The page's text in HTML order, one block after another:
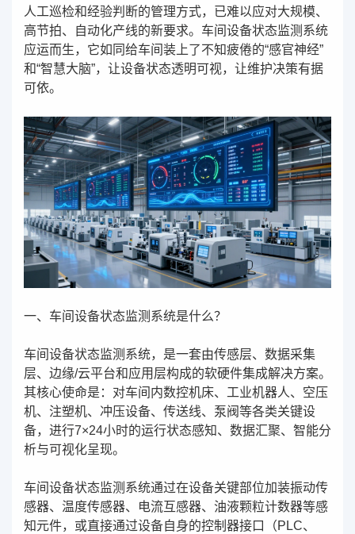
人工巡检和经验判断的管理方式，已难以应对大规模、
高节拍、自动化产线的新要求。车间设备状态监测系统
应运而生，它如同给车间装上了不知疲倦的“感官神经”
和“智慧大脑”，让设备状态透明可视，让维护决策有据
可依。
一、车间设备状态监测系统是什么？
车间设备状态监测系统，是一套由传感层、数据采集
层、边缘/云平台和应用层构成的软硬件集成解决方案。
其核心使命是：对车间内数控机床、工业机器人、空压
机、注塑机、冲压设备、传送线、泵阀等各类关键设
备，进行7×24小时的运行状态感知、数据汇聚、智能分
析与可视化呈现。
车间设备状态监测系统通过在设备关键部位加装振动传
感器、温度传感器、电流互感器、油液颗粒计数器等感
知元件，或直接通过设备自身的控制器接口（PLC、